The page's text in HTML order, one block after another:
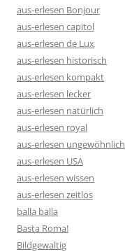
aus-erlesen Bonjour
aus-erlesen capitol
aus-erlesen de Lux
aus-erlesen historisch
aus-erlesen kompakt
aus-erlesen lecker
aus-erlesen natürlich
aus-erlesen royal
aus-erlesen ungewöhnlich
aus-erlesen USA
aus-erlesen wissen
aus-erlesen zeitlos
balla balla
Basta Roma!
Bildgewaltig